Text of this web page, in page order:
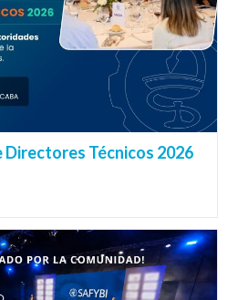
Técnicos 2026